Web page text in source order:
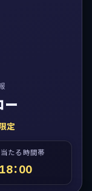
ー
定
たる時間帯
18：00